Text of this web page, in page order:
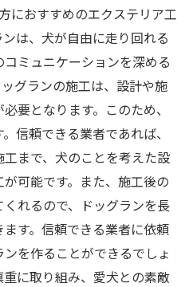
におすすめのエクステリア工
は、犬が自由に走り回れる
ミュニケーションを深める
グランの施工は、設計や施
要となります。このため、
信頼できる業者であれば、
まで、犬のことを考えた設
可能です。また、施工後の
れるので、ドッグランを長
す。信頼できる業者に依頼
を作ることができるでしょ
に取り組み、愛犬との素敵